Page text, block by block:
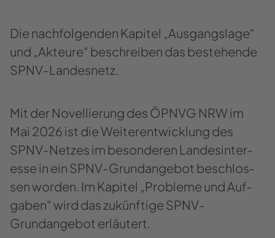
Die nach­fol­gen­den Ka­pi­tel „Aus­gangs­la­ge“
und „Ak­teu­re“ be­schrei­ben das be­stehen­de
SPNV-​Landesnetz.
Mit der No­vel­lie­rung des ÖPNVG NRW im
Mai 2026 ist die Wei­ter­ent­wick­lung des
SPNV-​Netzes im be­son­de­ren Lan­des­in­ter­
es­se in ein SPNV-​Grundangebot be­schlos­
sen wor­den. Im Ka­pi­tel „Pro­ble­me und Auf­
ga­ben“ wird das zu­künf­ti­ge SPNV-​
Grundangebot er­läu­tert.